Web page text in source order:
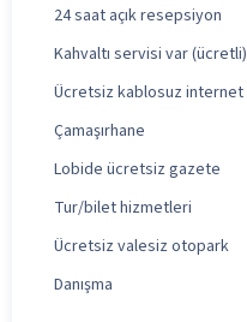
24 saat açık resepsiyon
Kahvaltı servisi var (ücretli)
Ücretsiz kablosuz internet
Çamaşırhane
Lobide ücretsiz gazete
Tur/bilet hizmetleri
Ücretsiz valesiz otopark
Danışma